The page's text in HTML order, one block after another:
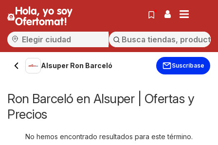
Hola, yo soy
Ofertomat!
Alsuper Ron Barceló Suscríbase
Ron Barceló en Alsuper | Ofertas y
Precios
No hemos encontrado resultados para este término.